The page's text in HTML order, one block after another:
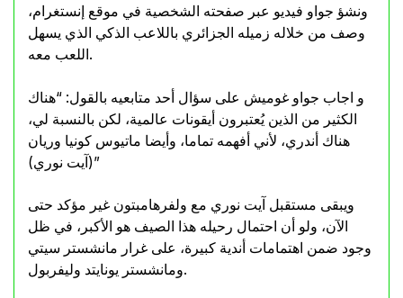
ونشؤ جواو فيديو عبر صفحته الشخصية في موقع إنستغرام،
وصف من خلاله زميله الجزائري باللاعب الذكي الذي يسهل
اللعب معه.
و اجاب جواو غوميش على سؤال أحد متابعيه بالقول: “هناك
الكثير من الذين يُعتبرون أيقونات عالمية، لكن بالنسبة لي،
هناك أندري، لأني أفهمه تماما، وأيضا ماتيوس كونيا وريان
(آيت نوري)”
ويبقى مستقبل آيت نوري مع ولفرهامبتون غير مؤكد حتى
الآن، ولو أن احتمال رحيله هذا الصيف هو الأكبر، في ظل
وجود ضمن اهتمامات أندية كبيرة، على غرار مانشستر سيتي
ومانشستر يونايتد وليفربول.